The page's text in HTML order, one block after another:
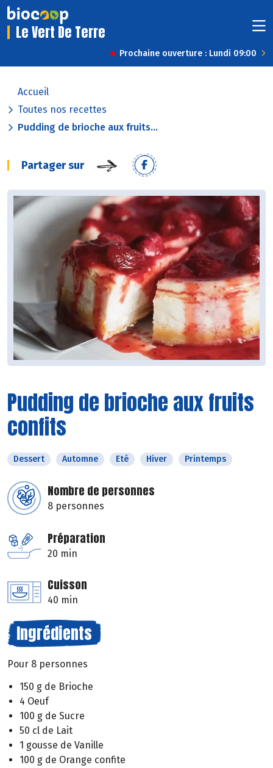
Le Vert De Terre
Prochaine ouverture : Lundi 09:00
Accueil
Toutes nos recettes
Pudding de brioche aux fruits...
Partager sur
Pudding de brioche aux fruits
confits
Dessert Automne Eté Hiver Printemps
Nombre de personnes
8 personnes
Préparation
20 min
Cuisson
40 min
Ingrédients
Pour 8 personnes
150 g de Brioche
4 Oeuf
100 g de Sucre
50 cl de Lait
1 gousse de Vanille
100 g de Orange confite